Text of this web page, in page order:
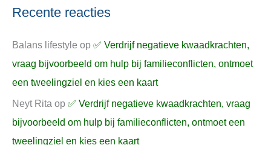
Recente reacties
Balans lifestyle op ✅ Verdrijf negatieve kwaadkrachten,
vraag bijvoorbeeld om hulp bij familieconflicten, ontmoet
een tweelingziel en kies een kaart
Neyt Rita op ✅ Verdrijf negatieve kwaadkrachten, vraag
bijvoorbeeld om hulp bij familieconflicten, ontmoet een
tweelingziel en kies een kaart